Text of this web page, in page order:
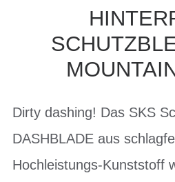
Dirty dashing! Das SKS
DASHBLADE aus
Hochleistungs-Kunststoff